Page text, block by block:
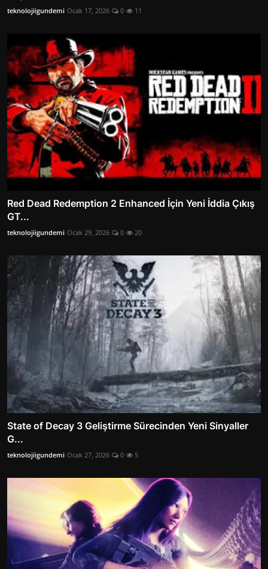
teknolojiigundemi Ocak 17, 2026 0 11
Red Dead Redemption 2 Enhanced İçin Yeni İddia Çıkış
GT...
teknolojiigundemi Ocak 29, 2026 0 20
State of Decay 3 Geliştirme Sürecinden Yeni Sinyaller
G...
teknolojiigundemi Ocak 27, 2026 0 5